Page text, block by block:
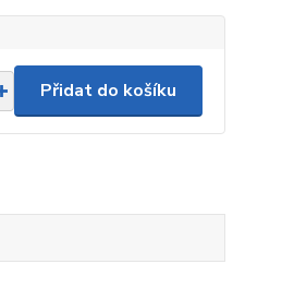
Přidat do košíku